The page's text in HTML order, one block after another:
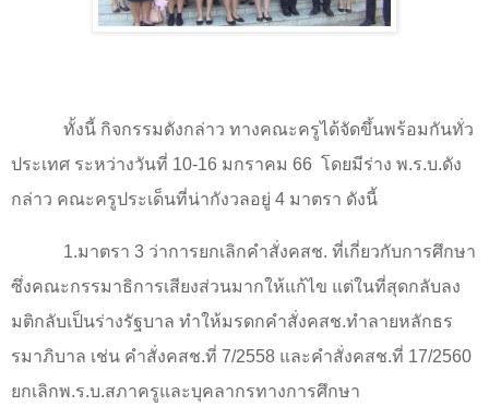
ทั้งนี้ กิจกรรมดังกล่าว ทางคณะครูได้จัดขึ้นพร้อมกันทั่ว
ประเทศ ระหว่างวันที่ 10-16 มกราคม 66 โดยมีร่าง พ.ร.บ.ดัง
กล่าว คณะครูประเด็นที่น่ากังวลอยู่ 4 มาตรา ดังนี้
1.มาตรา 3 ว่าการยกเลิกคำสั่งคสช. ที่เกี่ยวกับการศึกษา
ซึ่งคณะกรรมาธิการเสียงส่วนมากให้แก้ไข แต่ในที่สุดกลับลง
มติกลับเป็นร่างรัฐบาล ทำให้มรดกคำสั่งคสช.ทำลายหลักธร
รมาภิบาล เช่น คำสั่งคสช.ที่ 7/2558 และคำสั่งคสช.ที่ 17/2560
ยกเลิกพ.ร.บ.สภาครูและบุคลากรทางการศึกษา